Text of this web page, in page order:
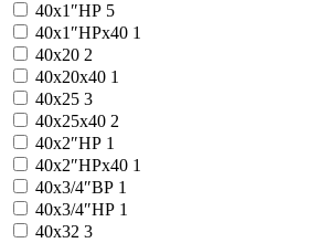
40x1″НР 5
40x1″НРx40 1
40x20 2
40x20x40 1
40x25 3
40x25x40 2
40x2″НР 1
40x2″НРx40 1
40x3/4″ВР 1
40x3/4″НР 1
40x32 3